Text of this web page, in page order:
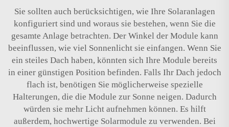
Sie sollten auch berücksichtigen, wie Ihre Solaranlagen
konfiguriert sind und woraus sie bestehen, wenn Sie die
gesamte Anlage betrachten. Der Winkel der Module kann
beeinflussen, wie viel Sonnenlicht sie einfangen. Wenn Sie
ein steiles Dach haben, könnten sich Ihre Module bereits
in einer günstigen Position befinden. Falls Ihr Dach jedoch
flach ist, benötigen Sie möglicherweise spezielle
Halterungen, die die Module zur Sonne neigen. Dadurch
würden sie mehr Licht aufnehmen können. Es hilft
außerdem, hochwertige Solarmodule zu verwenden. Bei